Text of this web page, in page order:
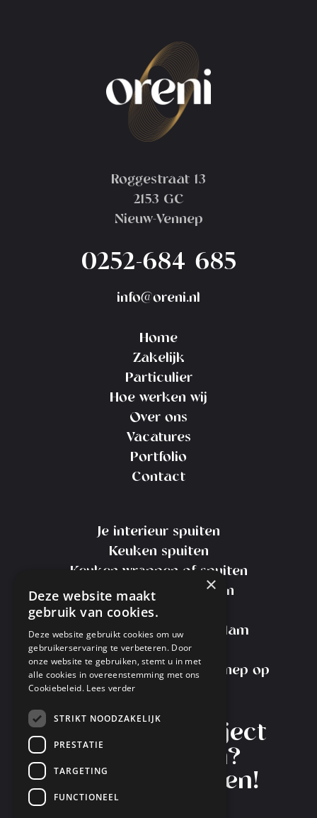
Roggestraat 13
2153 GC
Nieuw-Vennep
0252-684 685
info@oreni.nl
Home
Zakelijk
Particulier
Hoe werken wij
Over ons
Vacatures
Portfolio
Contact
Je interieur spuiten
Keuken spuiten
Keuken wrappen of spuiten
Kosten Keuken Spuiten
Meubels spuiten
Meubelspuiterij Amsterdam
Transport Service
Interieurspuiterij Nieuw-Vennep op
Instagram
Heb je een project
in gedachten?
Laten we starten!
×
Deze website maakt
gebruik van cookies.
Deze website gebruikt cookies om uw
gebruikerservaring te verbeteren. Door
onze website te gebruiken, stemt u in met
alle cookies in overeenstemming met ons
Cookiebeleid. Lees verder
STRIKT NOODZAKELIJK
PRESTATIE
TARGETING
FUNCTIONEEL